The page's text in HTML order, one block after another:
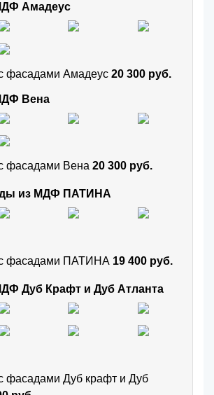
Амадеус
фасадами Амадеус 20 300 руб.
Вена
фасадами Вена 20 300 руб.
из МДФ ПАТИНА
с фасадами ПАТИНА 19 400 руб.
Дуб Крафт и Дуб Атланта
фасадами Дуб крафт и Дуб